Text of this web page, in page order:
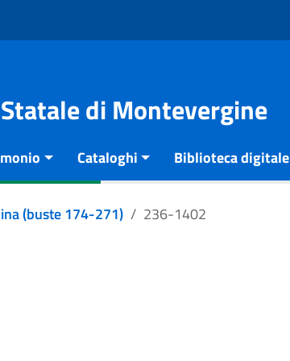
di Montevergine
Cataloghi Biblioteca digitale
(buste 174-271) 236-1402